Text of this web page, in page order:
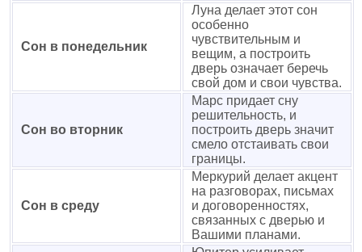
Сон в понедельник
Луна делает этот сон
особенно
чувствительным и
вещим, а построить
дверь означает беречь
свой дом и свои чувства.
Сон во вторник
Марс придает сну
решительность, и
построить дверь значит
смело отстаивать свои
границы.
Сон в среду
Меркурий делает акцент
на разговорах, письмах
и договоренностях,
связанных с дверью и
Вашими планами.